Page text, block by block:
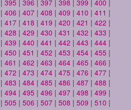
| 395 | 396 | 397 | 398 | 399 | 400 |
| 406 | 407 | 408 | 409 | 410 | 411 |
| 417 | 418 | 419 | 420 | 421 | 422 |
| 428 | 429 | 430 | 431 | 432 | 433 |
| 439 | 440 | 441 | 442 | 443 | 444 |
| 450 | 451 | 452 | 453 | 454 | 455 |
| 461 | 462 | 463 | 464 | 465 | 466 |
| 472 | 473 | 474 | 475 | 476 | 477 |
| 483 | 484 | 485 | 486 | 487 | 488 |
| 494 | 495 | 496 | 497 | 498 | 499 |
| 505 | 506 | 507 | 508 | 509 | 510 |